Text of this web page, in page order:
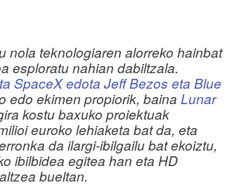
nola teknologiaren alorreko hainbat
esploratu nahian dabiltzala.
SpaceX edota Jeff Bezos eta Blue
edo ekimen propiorik, baina Lunar
kostu baxuko proiektuak
euroko lehiaketa bat da, eta
da ilargi-ibilgailu bat ekoiztu,
ibilbidea egitea han eta HD
bueltan.